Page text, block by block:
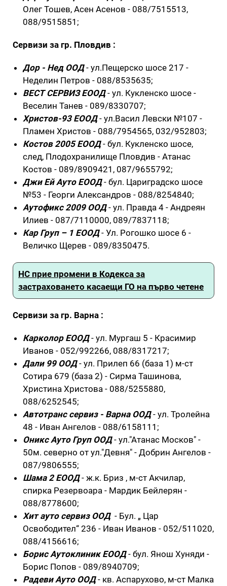
Олег Тошев, Асен Асенов - 088/7515513,
088/9515851;
Сервизи за гр. Пловдив :
Дор - Нед ООД- ул.Пещерско шосе 217 -
Неделин Петров - 088/8535635;
ВЕСТ СЕРВИЗ ЕООД- ул. Кукленско шосе -
Веселин Танев - 089/8330707;
Христов-93 ЕООД- ул.Васил Левски №107 -
Пламен Христов - 088/7954565, 032/952803;
Костов 2005 ЕООД- бул. Кукленско шосе,
след, Плодохранилище Пловдив - Атанас
Костов - 089/8909421, 087/9655792;
Джи Ей Ауто ЕООД- бул. Цариградско шосе
№53 - Георги Александров - 088/8254840;
Аутофикс 2009 ООД- ул. Правда 4 - Андреян
Илиев - 087/7110000, 089/7837118;
Кар Груп – 1 ЕООД- Ул. Рогошко шосе 6 -
Величко Щерев - 089/8350475.
НС прие промени в Кодекса за
застраховането касаещи ГО на първо четене
Сервизи за гр. Варна :
Карколор ЕООД- ул. Мургаш 5 - Красимир
Иванов - 052/992266, 088/8317217;
Дали 99 ООД- ул. Прилеп 66 (база 1) м-ст
Сотира 679 (база 2) - Сирма Ташинова,
Христина Христова - 088/5255880,
088/6252545;
Автотранс сервиз - Варна ООД- ул. Тролейна
48 - Иван Ангелов - 088/6158111;
Оникс Ауто Груп ООД- ул."Атанас Москов" -
50м. северно от ул."Девня" - Добрин Ангелов -
087/9806555;
Шама 2 ЕООД- ж.к. Бриз , м-ст Акчилар,
спирка Резервоара - Мардик Бейлерян -
088/8778600;
Хит ауто сервиз ООД- Бул. „ Цар
Освободител“ 236 - Иван Иванов - 052/511020,
088/4156616;
Борис Аутоклиник ЕООД- бул. Янош Хуняди -
Борис Попов - 089/8940709;
Радеви Ауто ООД- кв. Аспарухово, м-ст Малка